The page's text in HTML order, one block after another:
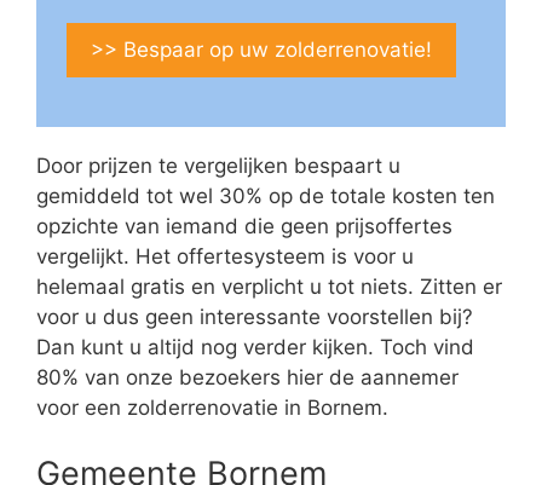
>> Bespaar op uw zolderrenovatie!
Door prijzen te vergelijken bespaart u
gemiddeld tot wel 30% op de totale kosten ten
opzichte van iemand die geen prijsoffertes
vergelijkt. Het offertesysteem is voor u
helemaal gratis en verplicht u tot niets. Zitten er
voor u dus geen interessante voorstellen bij?
Dan kunt u altijd nog verder kijken. Toch vind
80% van onze bezoekers hier de aannemer
voor een zolderrenovatie in Bornem.
Gemeente Bornem